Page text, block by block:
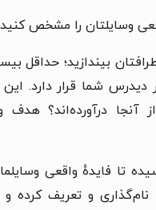
وسایلتان را مشخص
بیندازید؛ حداقل
دیدرس شما قرار دارد.
آنجا درآورده‌اند؟ هدف
تا فایدهٔ واقعی
نام‌گذاری و تعریف کرده